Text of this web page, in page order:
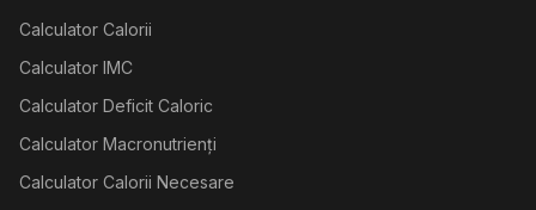
Calculator Calorii
Calculator IMC
Calculator Deficit Caloric
Calculator Macronutrienți
Calculator Calorii Necesare